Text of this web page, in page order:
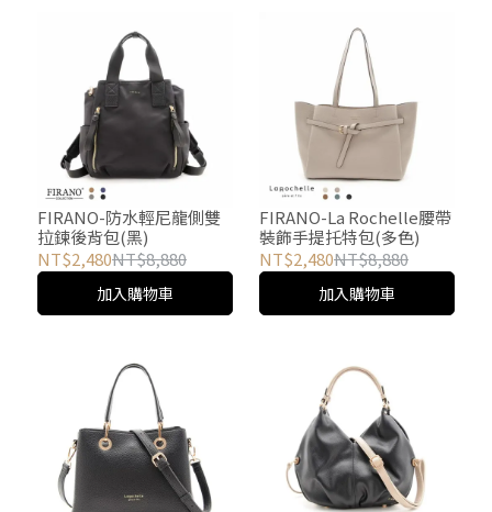
FIRANO-防水輕尼龍側雙
拉鍊後背包(黑)
NT$2,480NT$8,880
加入購物車
FIRANO-La Rochelle腰帶
裝飾手提托特包(多色)
NT$2,480NT$8,880
加入購物車